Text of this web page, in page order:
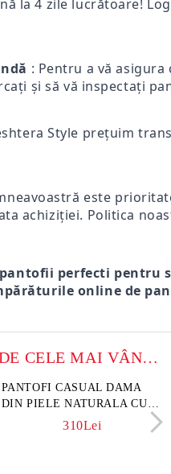
la 4 zile lucrătoare!
: Pentru a vă
și să vă inspectați
Style prețuim
este
achiziției. Politica
perfecti
online de
damă din piele
naturală maro închis –
342Lei
MODELE DE CELE MAI VÂNZATE
PANTOFI CASUAL DAMA
DIN PIELE NATURALA CU
IMPRIMEU FLORAL -
310Lei